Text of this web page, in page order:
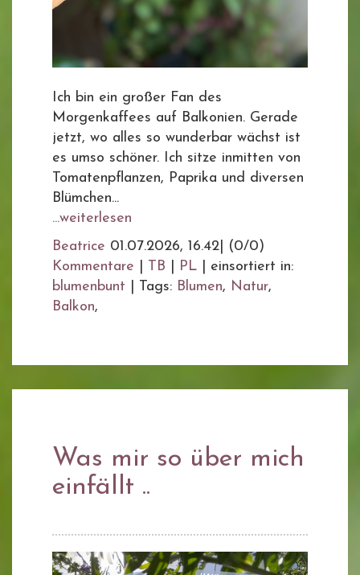
Ich bin ein großer Fan des
Morgenkaffees auf Balkonien. Gerade
jetzt, wo alles so wunderbar wächst ist
es umso schöner. Ich sitze inmitten von
Tomatenpflanzen, Paprika und diversen
Blümchen...
...weiterlesen
Beatrice 01.07.2026, 16.42
(0/0)
Kommentare
TB PL
einsortiert in:
blumenbunt
Tags: Blumen, Natur,
Balkon,
Was mir so über mich
einfällt ..